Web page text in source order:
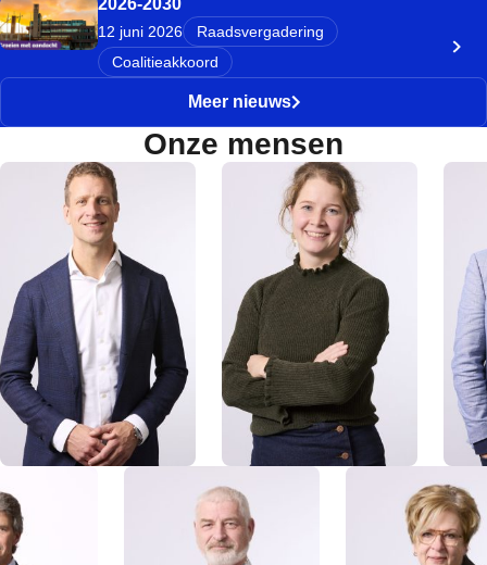
12 juni 2026
Raadsvergadering
Coalitieakkoord
Meer nieuws
Onze mensen